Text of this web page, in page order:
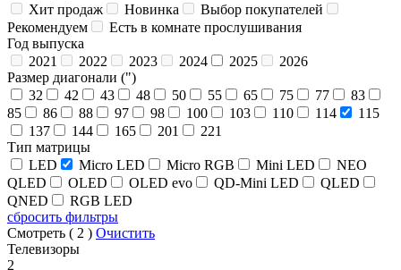
Хит продаж
Новинка
Выбор покупателей
Рекомендуем
Есть в комнате прослушивания
Год выпуска
2021
2022 2023 2024 2025
2026
Размер диагонали (")
32
42 43 48 50 55 65 75 77
83
85
86 88 97 98 100 103 110 114
115
137
144 165 201
221
Тип матрицы
LED
Micro LED Micro RGB Mini LED
NEO
QLED
OLED OLED evo QD-Mini LED
QLED
QNED
RGB LED
сбросить фильтры
Смотреть ( 2 ) Очистить
Телевизоры
2